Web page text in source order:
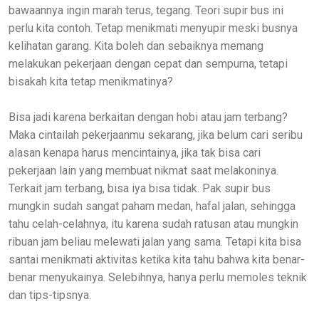
bawaannya ingin marah terus, tegang. Teori supir bus ini
perlu kita contoh. Tetap menikmati menyupir meski busnya
kelihatan garang. Kita boleh dan sebaiknya memang
melakukan pekerjaan dengan cepat dan sempurna, tetapi
bisakah kita tetap menikmatinya?
Bisa jadi karena berkaitan dengan hobi atau jam terbang?
Maka cintailah pekerjaanmu sekarang, jika belum cari seribu
alasan kenapa harus mencintainya, jika tak bisa cari
pekerjaan lain yang membuat nikmat saat melakoninya.
Terkait jam terbang, bisa iya bisa tidak. Pak supir bus
mungkin sudah sangat paham medan, hafal jalan, sehingga
tahu celah-celahnya, itu karena sudah ratusan atau mungkin
ribuan jam beliau melewati jalan yang sama. Tetapi kita bisa
santai menikmati aktivitas ketika kita tahu bahwa kita benar-
benar menyukainya. Selebihnya, hanya perlu memoles teknik
dan tips-tipsnya.